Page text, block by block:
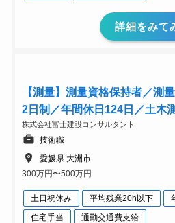
詳細をみて
【測量】測量資格保持者／測
2日制／年間休日124日／土木
株式会社富士建設コンサルタント
技術職
愛媛県 大洲市
300万円〜500万円
土日祝休み 平均残業20h以下
住宅手当
通勤交通費支給